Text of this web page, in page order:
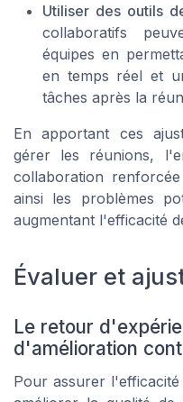
Utiliser des outils
collaboratifs
équipes en
en temps réel et
tâches après la
En apportant ces
gérer les réunions,
collaboration
ainsi les problèmes
augmentant l'efficacité
Évaluer et
Le retour
d'amélioration
Pour assurer